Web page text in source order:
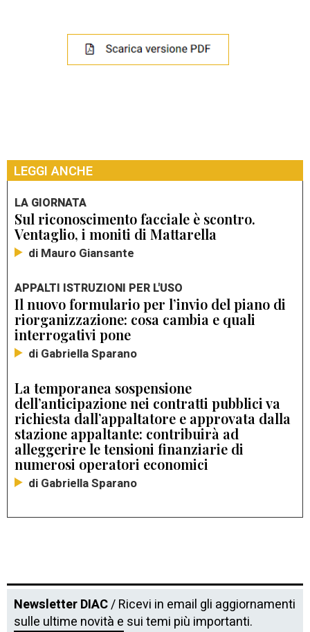
LEGGI ANCHE
LA GIORNATA
Sul riconoscimento facciale è scontro.
Ventaglio, i moniti di Mattarella
di Mauro Giansante
APPALTI ISTRUZIONI PER L'USO
Il nuovo formulario per l’invio del piano di
riorganizzazione: cosa cambia e quali
interrogativi pone
di Gabriella Sparano
La temporanea sospensione
dell’anticipazione nei contratti pubblici va
richiesta dall’appaltatore e approvata dalla
stazione appaltante: contribuirà ad
alleggerire le tensioni finanziarie di
numerosi operatori economici
di Gabriella Sparano
Newsletter DIAC/ Ricevi in email gli aggiornamenti
sulle ultime novità e sui temi più importanti.